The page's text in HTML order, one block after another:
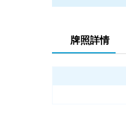
牌照詳情